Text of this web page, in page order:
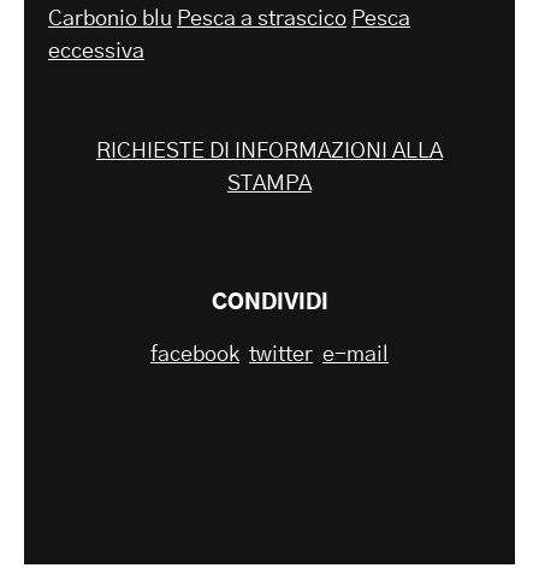
Carbonio blu Pesca a strascico Pesca
eccessiva
RICHIESTE DI INFORMAZIONI ALLA
STAMPA
CONDIVIDI
facebook twitter e-mail